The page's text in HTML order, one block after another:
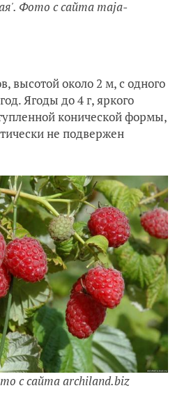
Фото с сайта maja-
высотой около 2 м, с одного
Ягоды до 4 г, яркого
конической формы,
не подвержен
с сайта archiland.biz